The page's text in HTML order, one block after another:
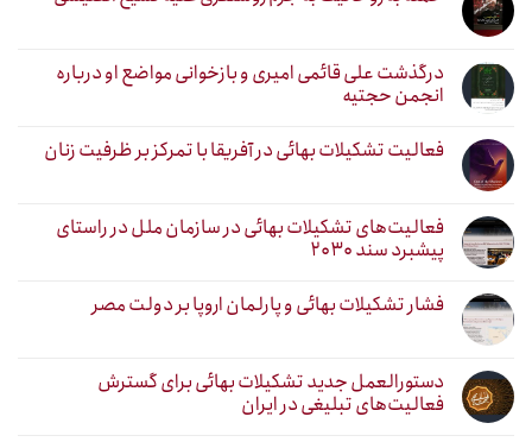
درگذشت علی قائمی امیری و بازخوانی مواضع او درباره
انجمن حجتیه
فعالیت تشکیلات بهائی در آفریقا با تمرکز بر ظرفیت زنان
فعالیت‌های تشکیلات بهائی در سازمان ملل در راستای
پیشبرد سند ۲۰۳۰
فشار تشکیلات بهائی و پارلمان اروپا بر دولت مصر
دستورالعمل جدید تشکیلات بهائی برای گسترش
فعالیت‌های تبلیغی در ایران